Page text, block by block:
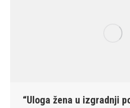
“Uloga žena u izgradnji